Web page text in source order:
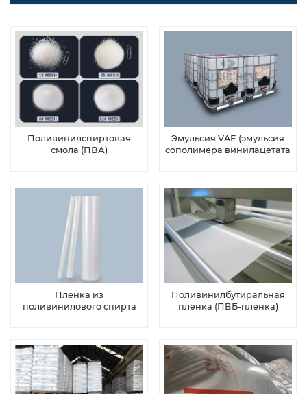
Поливинилспиртовая
смола (ПВА)
Эмульсия VAE (эмульсия
сополимера винилацетата
Пленка из
поливинилового спирта
Поливинилбутиральная
пленка (ПВБ-пленка)